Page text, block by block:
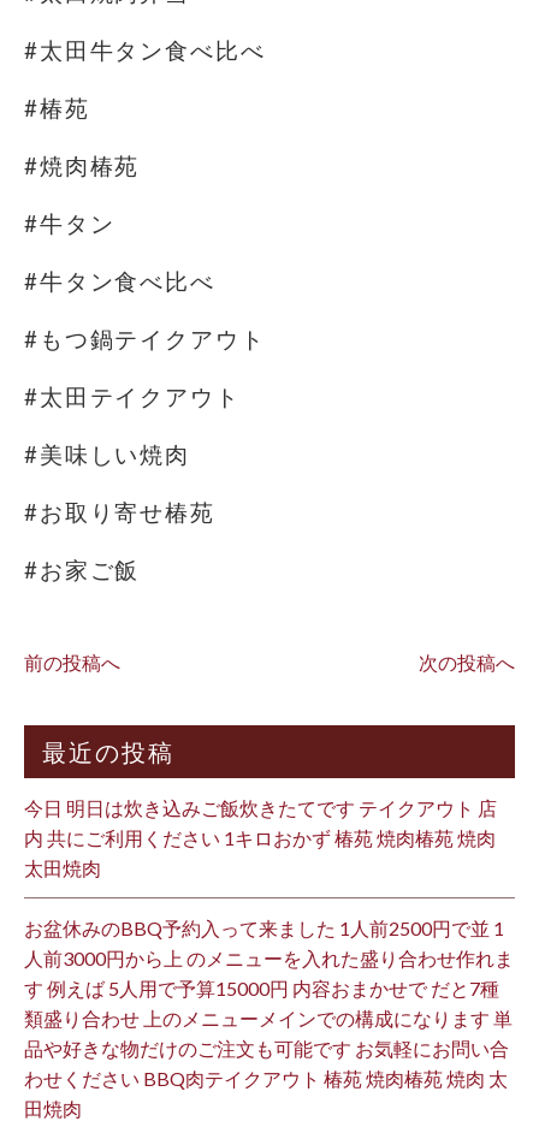
#太田牛タン食べ比べ
#椿苑
#焼肉椿苑
#牛タン
#牛タン食べ比べ
#もつ鍋テイクアウト
#太田テイクアウト
#美味しい焼肉
#お取り寄せ椿苑
#お家ご飯
前の投稿へ 次の投稿へ
最近の投稿
今日 明日は炊き込みご飯炊きたてです テイクアウト 店
内 共にご利用ください 1キロおかず 椿苑 焼肉椿苑 焼肉
太田焼肉
お盆休みのBBQ予約入って来ました 1人前2500円で並 1
人前3000円から上 のメニューを入れた盛り合わせ作れま
す 例えば 5人用で予算15000円 内容おまかせで だと7種
類盛り合わせ 上のメニューメインでの構成になります 単
品や好きな物だけのご注文も可能です お気軽にお問い合
わせください BBQ肉テイクアウト 椿苑 焼肉椿苑 焼肉 太
田焼肉